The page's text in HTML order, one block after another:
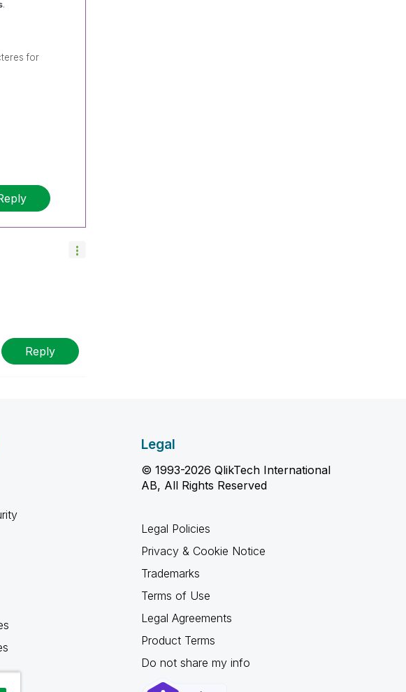
.
for
Reply
Legal
© 1993-2026 QlikTech International
AB, All Rights Reserved
Legal Policies
Privacy & Cookie Notice
Trademarks
Terms of Use
Legal Agreements
Product Terms
Do not share my info